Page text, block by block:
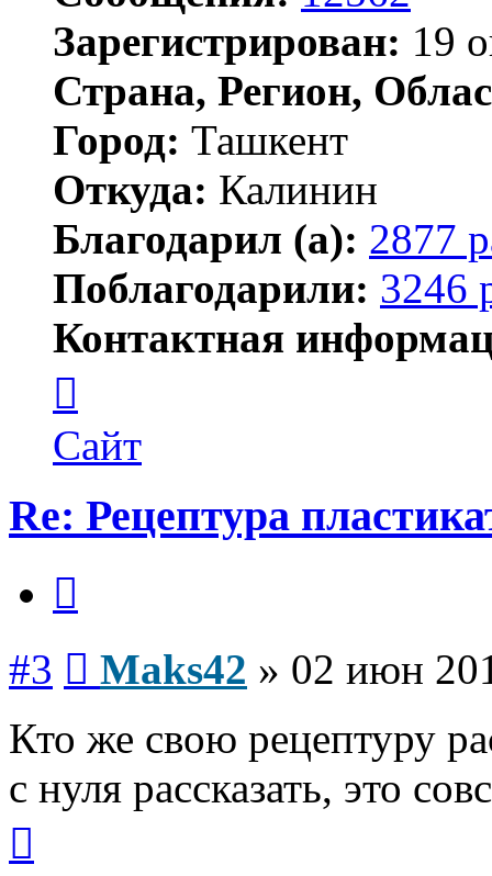
Зарегистрирован: 19
Страна, Регион,
Город: Ташкент
Откуда: Калинин
Благодарил (а): 2877
Поблагодарили: 3246
Контактная
пользователя
Maks42
Сайт
Re: Рецептура
#3 Maks42 » 02 июн
Кто же свою рецептуру
с нуля рассказать, это
началу